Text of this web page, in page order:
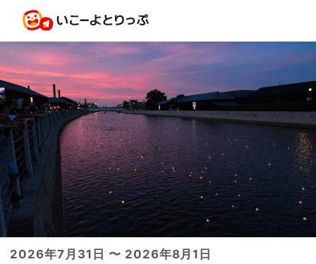
2026年7月31日 〜 2026年8月1日